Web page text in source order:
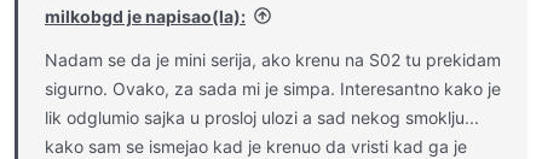
milkobgd je napisao(la):
Nadam se da je mini serija, ako krenu na S02 tu prekidam
sigurno. Ovako, za sada mi je simpa. Interesantno kako je
lik odglumio sajka u prosloj ulozi a sad nekog smoklju...
kako sam se ismejao kad je krenuo da vristi kad ga je